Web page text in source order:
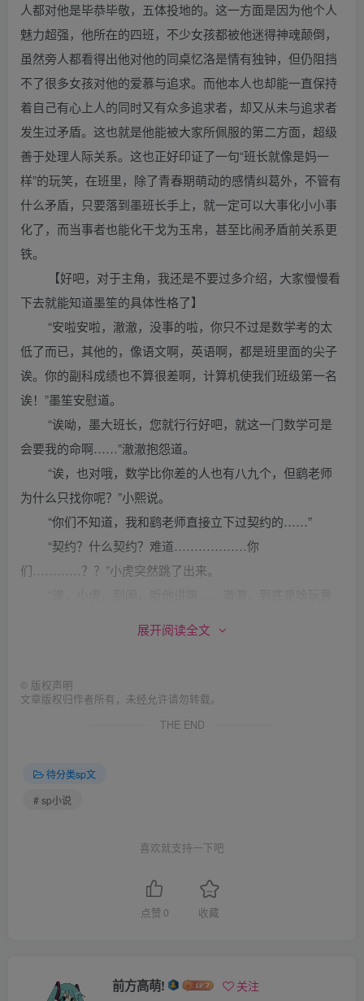
人都对他是毕恭毕敬，五体投地的。这一方面是因为他个人
魅力超强，他所在的四班，不少女孩都被他迷得神魂颠倒，
虽然旁人都看得出他对他的同桌忆洛是情有独钟，但仍阻挡
不了很多女孩对他的爱慕与追求。而他本人也却能一直保持
着自己有心上人的同时又有众多追求者，却又从未与追求者
发生过矛盾。这也就是他能被大家所佩服的第二方面，超级
善于处理人际关系。这也正好印证了一句“班长就像是妈一
样”的玩笑，在班里，除了青春期萌动的感情纠葛外，不管有
什么矛盾，只要落到墨班长手上，就一定可以大事化小小事
化了，而当事者也能化干戈为玉帛，甚至比闹矛盾前关系更
铁。
【好吧，对于主角，我还是不要过多介绍，大家慢慢看
下去就能知道墨笙的具体性格了】
“安啦安啦，澈澈，没事的啦，你只不过是数学考的太
低了而已，其他的，像语文啊，英语啊，都是班里面的尖子
诶。你的副科成绩也不算很差啊，计算机使我们班级第一名
诶！”墨笙安慰道。
“诶呦，墨大班长，您就行行好吧，就这一门数学可是
会要我的命啊……”澈澈抱怨道。
“诶，也对哦，数学比你差的人也有八九个，但鹞老师
为什么只找你呢？”小熙说。
“你们不知道，我和鹞老师直接立下过契约的……”
“契约？什么契约？难道………………你
们…………？？”小虎突然跳了出来。
“啊？你姐姐？就是你那个绰号叫冥王星的姐姐？”小熙
详细。澈澈的父母在澈澈五岁那年因为一场车祸丧生了，那
一年，他的姐姐只有九岁。于是他们就只能投靠爷爷奶奶，
姐姐可怜，他们的父母英年早逝；但他们有那么幸运，碰到
展开阅读全文
© 版权声明
文章版权归作者所有，未经允许请勿转载。
THE END
待分类sp文
# sp小说
喜欢就支持一下吧
点赞 0 收藏
前方高萌! 关注